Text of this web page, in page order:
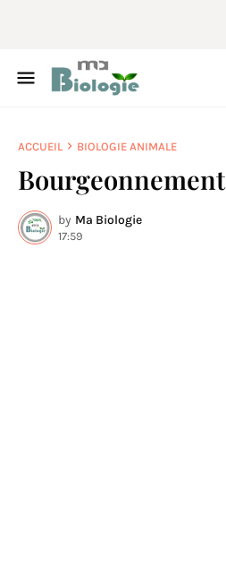
ACCUEIL BIOLOGIE ANIMALE
Bourgeonnement
by Ma Biologie
17:59